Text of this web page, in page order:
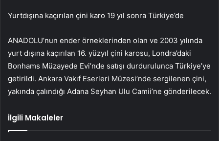
Yurtdışına kaçırılan çini karo 19 yıl sonra Türkiye’de
ANADOLU’nun ender örneklerinden olan ve 2003 yılında
yurt dışına kaçırılan 16. yüzyıl çini karosu, Londra’daki
Bonhams Müzayede Evi’nde satışı durdurulunca Türkiye’ye
getirildi. Ankara Vakıf Eserleri Müzesi’nde sergilenen çini,
yakında çalındığı Adana Seyhan Ulu Camii’ne gönderilecek.
İlgili Makaleler